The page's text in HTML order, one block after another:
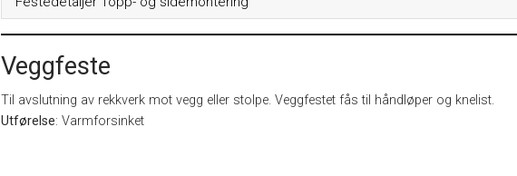
Veggfeste
Til avslutning av rekkverk mot vegg eller stolpe. Veggfestet fås til håndløper og knelist.
Utførelse: Varmforsinket